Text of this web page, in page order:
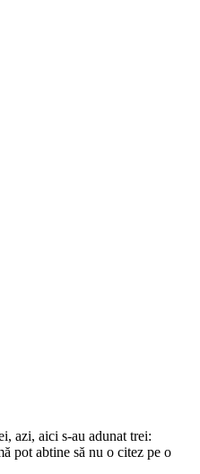
azi, aici s-au adunat trei:
pot abtine să nu o citez pe o